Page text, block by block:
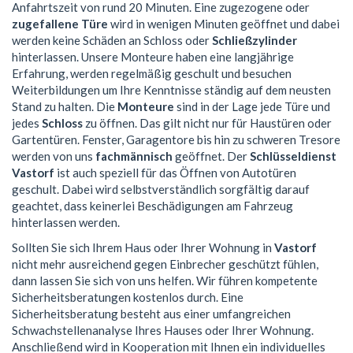
Anfahrtszeit von rund 20 Minuten. Eine zugezogene oder
zugefallene Türe wird in wenigen Minuten geöffnet und dabei
werden keine Schäden an Schloss oderSchließzylinder
hinterlassen. Unsere Monteure haben eine langjährige
Erfahrung, werden regelmäßig geschult und besuchen
Weiterbildungen um Ihre Kenntnisse ständig auf dem neusten
Stand zu halten. Die Monteure sind in der Lage jede Türe und
jedes Schloss zu öffnen. Das gilt nicht nur für Haustüren oder
Gartentüren. Fenster, Garagentore bis hin zu schweren Tresore
werden von uns fachmännisch geöffnet. DerSchlüsseldienst
Vastorf ist auch speziell für das Öffnen von Autotüren
geschult. Dabei wird selbstverständlich sorgfältig darauf
geachtet, dass keinerlei Beschädigungen am Fahrzeug
hinterlassen werden.
Sollten Sie sich Ihrem Haus oder Ihrer Wohnung in Vastorf
nicht mehr ausreichend gegen Einbrecher geschützt fühlen,
dann lassen Sie sich von uns helfen. Wir führen kompetente
Sicherheitsberatungen kostenlos durch. Eine
Sicherheitsberatung besteht aus einer umfangreichen
Schwachstellenanalyse Ihres Hauses oder Ihrer Wohnung.
Anschließend wird in Kooperation mit Ihnen ein individuelles